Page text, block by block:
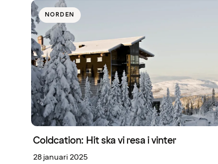
NORDEN
Coldcation: Hit ska vi resa i vinter
28 januari 2025